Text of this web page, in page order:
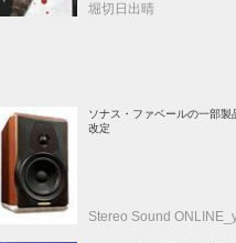
堀切日出晴
ソナス・ファベールの一部
改定
Stereo Sound